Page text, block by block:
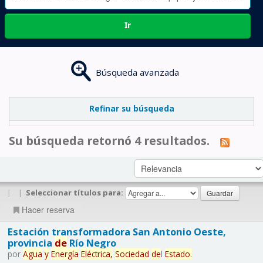
Ir
Búsqueda avanzada
Refinar su búsqueda
Su búsqueda retornó 4 resultados.
| | Seleccionar títulos para:
Hacer reserva
Estación transformadora San Antonio Oeste,
provincia deRío Negro
por Agua y Energía Eléctrica, Sociedad del Estado.